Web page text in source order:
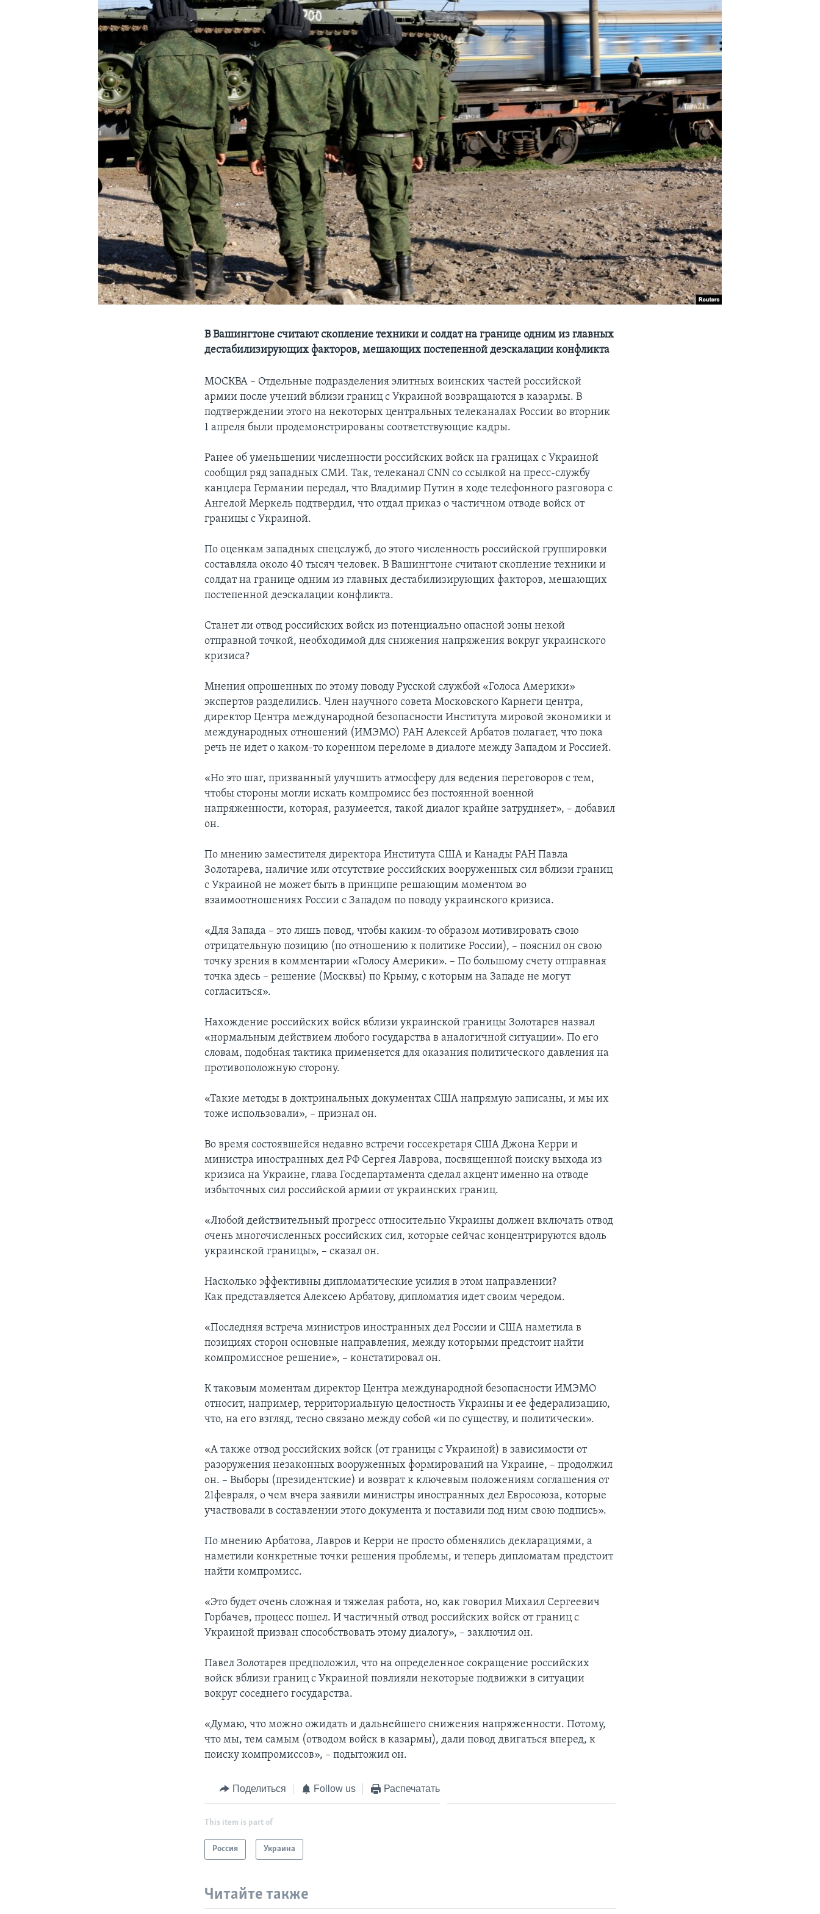
В Вашингтоне считают скопление техники и солдат на границе одним из главных
дестабилизирующих факторов, мешающих постепенной деэскалации конфликта
МОСКВА – Отдельные подразделения элитных воинских частей российской
армии после учений вблизи границ с Украиной возвращаются в казармы. В
подтверждении этого на некоторых центральных телеканалах России во вторник
1 апреля были продемонстрированы соответствующие кадры.
Ранее об уменьшении численности российских войск на границах с Украиной
сообщил ряд западных СМИ. Так, телеканал CNN со ссылкой на пресс-службу
канцлера Германии передал, что Владимир Путин в ходе телефонного разговора с
Ангелой Меркель подтвердил, что отдал приказ о частичном отводе войск от
границы с Украиной.
По оценкам западных спецслужб, до этого численность российской группировки
составляла около 40 тысяч человек. В Вашингтоне считают скопление техники и
солдат на границе одним из главных дестабилизирующих факторов, мешающих
постепенной деэскалации конфликта.
Станет ли отвод российских войск из потенциально опасной зоны некой
отправной точкой, необходимой для снижения напряжения вокруг украинского
кризиса?
Мнения опрошенных по этому поводу Русской службой «Голоса Америки»
экспертов разделились. Член научного совета Московского Карнеги центра,
директор Центра международной безопасности Института мировой экономики и
международных отношений (ИМЭМО) РАН Алексей Арбатов полагает, что пока
речь не идет о каком-то коренном переломе в диалоге между Западом и Россией.
«Но это шаг, призванный улучшить атмосферу для ведения переговоров с тем,
чтобы стороны могли искать компромисс без постоянной военной
напряженности, которая, разумеется, такой диалог крайне затрудняет», – добавил
он.
По мнению заместителя директора Института США и Канады РАН Павла
Золотарева, наличие или отсутствие российских вооруженных сил вблизи границ
с Украиной не может быть в принципе решающим моментом во
взаимоотношениях России с Западом по поводу украинского кризиса.
«Для Запада – это лишь повод, чтобы каким-то образом мотивировать свою
отрицательную позицию (по отношению к политике России), – пояснил он свою
точку зрения в комментарии «Голосу Америки». – По большому счету отправная
точка здесь – решение (Москвы) по Крыму, с которым на Западе не могут
согласиться».
Нахождение российских войск вблизи украинской границы Золотарев назвал
«нормальным действием любого государства в аналогичной ситуации». По его
словам, подобная тактика применяется для оказания политического давления на
противоположную сторону.
«Такие методы в доктринальных документах США напрямую записаны, и мы их
тоже использовали», – признал он.
Во время состоявшейся недавно встречи госсекретаря США Джона Керри и
министра иностранных дел РФ Сергея Лаврова, посвященной поиску выхода из
кризиса на Украине, глава Госдепартамента сделал акцент именно на отводе
избыточных сил российской армии от украинских границ.
«Любой действительный прогресс относительно Украины должен включать отвод
очень многочисленных российских сил, которые сейчас концентрируются вдоль
украинской границы», – сказал он.
Насколько эффективны дипломатические усилия в этом направлении?
Как представляется Алексею Арбатову, дипломатия идет своим чередом.
«Последняя встреча министров иностранных дел России и США наметила в
позициях сторон основные направления, между которыми предстоит найти
компромиссное решение», – констатировал он.
К таковым моментам директор Центра международной безопасности ИМЭМО
относит, например, территориальную целостность Украины и ее федерализацию,
что, на его взгляд, тесно связано между собой «и по существу, и политически».
«А также отвод российских войск (от границы с Украиной) в зависимости от
разоружения незаконных вооруженных формирований на Украине, – продолжил
он. – Выборы (президентские) и возврат к ключевым положениям соглашения от
21февраля, о чем вчера заявили министры иностранных дел Евросоюза, которые
участвовали в составлении этого документа и поставили под ним свою подпись».
По мнению Арбатова, Лавров и Керри не просто обменялись декларациями, а
наметили конкретные точки решения проблемы, и теперь дипломатам предстоит
найти компромисс.
«Это будет очень сложная и тяжелая работа, но, как говорил Михаил Сергеевич
Горбачев, процесс пошел. И частичный отвод российских войск от границ с
Украиной призван способствовать этому диалогу», – заключил он.
Павел Золотарев предположил, что на определенное сокращение российских
войск вблизи границ с Украиной повлияли некоторые подвижки в ситуации
вокруг соседнего государства.
«Думаю, что можно ожидать и дальнейшего снижения напряженности. Потому,
что мы, тем самым (отводом войск в казармы), дали повод двигаться вперед, к
поиску компромиссов», – подытожил он.
Поделиться Follow us Распечатать
This item is part of
Россия Украина
Читайте также